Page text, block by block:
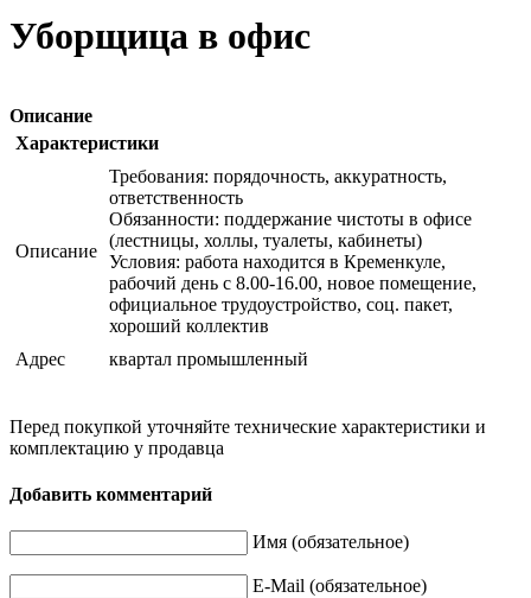
Уборщица в офис
Описание
Характеристики
Описание
Требования: порядочность, аккуратность,
ответственность
Обязанности: поддержание чистоты в офисе
(лестницы, холлы, туалеты, кабинеты)
Условия: работа находится в Кременкуле,
рабочий день с 8.00-16.00, новое помещение,
официальное трудоустройство, соц. пакет,
хороший коллектив
Адрес
квартал промышленный
Перед покупкой уточняйте технические характеристики и
комплектацию у продавца
Добавить комментарий
Имя (обязательное)
E-Mail (обязательное)